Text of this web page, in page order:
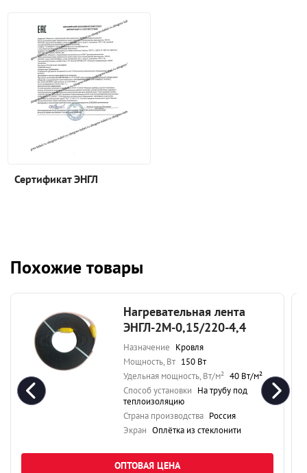
Сертификат ЭНГЛ
Похожие товары
Нагревательная лента
ЭНГЛ-2М-0,15/220-4,4
Назначение Кровля
Мощность, Вт 150 Вт
Удельная мощность, Вт/м² 40 Вт/м²
Способ установки На трубу под
теплоизоляцию
Страна производства Россия
Экран Оплётка из стеклонити
ОПТОВАЯ ЦЕНА